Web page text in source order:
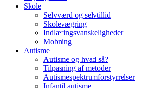
Skole
Selvværd og selvtillid
Skolevægring
Indlæringsvanskeligheder
Mobning
Autisme
Autisme og hvad så?
Tilpasning af metoder
Autismespektrumforstyrrelser
Infantil autisme